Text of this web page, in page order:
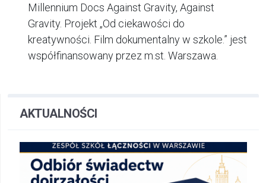
Millennium Docs Against Gravity, Against
Gravity. Projekt „Od ciekawości do
kreatywności. Film dokumentalny w szkole.” jest
współfinansowany przez m.st. Warszawa.
AKTUALNOŚCI